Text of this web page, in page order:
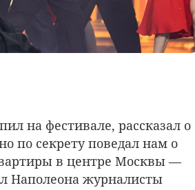
на фестивале, рассказал о
по секрету поведал нам о
в центре Москвы —
Наполеона журналисты